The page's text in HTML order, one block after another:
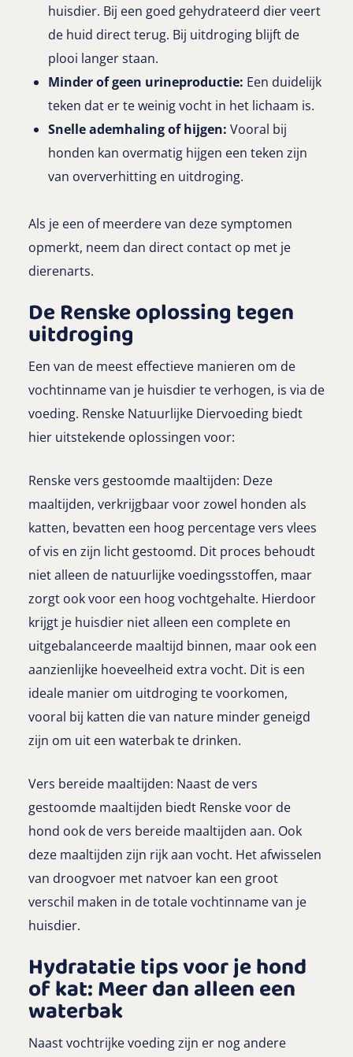
huisdier. Bij een goed gehydrateerd dier veert
de huid direct terug. Bij uitdroging blijft de
plooi langer staan.
Minder of geen urineproductie: Een duidelijk
teken dat er te weinig vocht in het lichaam is.
Snelle ademhaling of hijgen: Vooral bij
honden kan overmatig hijgen een teken zijn
van oververhitting en uitdroging.
Als je een of meerdere van deze symptomen
opmerkt, neem dan direct contact op met je
dierenarts.
De Renske oplossing tegen
uitdroging
Een van de meest effectieve manieren om de
vochtinname van je huisdier te verhogen, is via de
voeding. Renske Natuurlijke Diervoeding biedt
hier uitstekende oplossingen voor:
Renske vers gestoomde maaltijden: Deze
maaltijden, verkrijgbaar voor zowel honden als
katten, bevatten een hoog percentage vers vlees
of vis en zijn licht gestoomd. Dit proces behoudt
niet alleen de natuurlijke voedingsstoffen, maar
zorgt ook voor een hoog vochtgehalte. Hierdoor
krijgt je huisdier niet alleen een complete en
uitgebalanceerde maaltijd binnen, maar ook een
aanzienlijke hoeveelheid extra vocht. Dit is een
ideale manier om uitdroging te voorkomen,
vooral bij katten die van nature minder geneigd
zijn om uit een waterbak te drinken.
Vers bereide maaltijden: Naast de vers
gestoomde maaltijden biedt Renske voor de
hond ook de vers bereide maaltijden aan. Ook
deze maaltijden zijn rijk aan vocht. Het afwisselen
van droogvoer met natvoer kan een groot
verschil maken in de totale vochtinname van je
huisdier.
Hydratatie tips voor je hond
of kat: Meer dan alleen een
waterbak
Naast vochtrijke voeding zijn er nog andere